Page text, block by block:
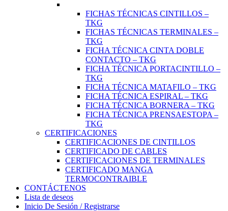
FICHAS TÉCNICAS CINTILLOS –
TKG
FICHAS TÉCNICAS TERMINALES –
TKG
FICHA TÉCNICA CINTA DOBLE
CONTACTO – TKG
FICHA TÉCNICA PORTACINTILLO –
TKG
FICHA TÉCNICA MATAFILO – TKG
FICHA TÉCNICA ESPIRAL – TKG
FICHA TÉCNICA BORNERA – TKG
FICHA TÉCNICA PRENSAESTOPA –
TKG
CERTIFICACIONES
CERTIFICACIONES DE CINTILLOS
CERTIFICADO DE CABLES
CERTIFICACIONES DE TERMINALES
CERTIFICADO MANGA
TERMOCONTRAIBLE
CONTÁCTENOS
Lista de deseos
Inicio De Sesión / Registrarse